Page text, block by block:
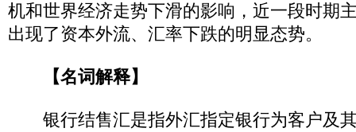
机和世界经济走势下滑的影响，近一段时期
出现了资本外流、汇率下跌的明显态势。
【名词解释】
银行结售汇是指外汇指定银行为客户及